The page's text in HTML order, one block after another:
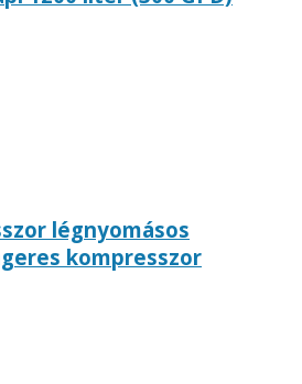
légnyomásos
kompresszor